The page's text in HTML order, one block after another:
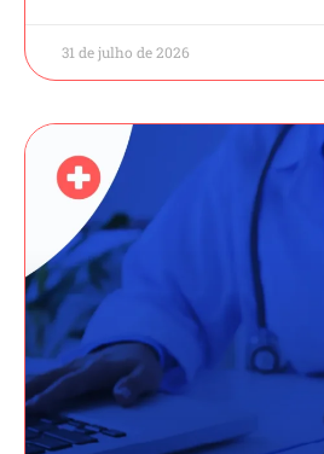
31 de julho de 2026